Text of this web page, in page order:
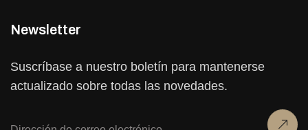
Newsletter
Suscríbase a nuestro boletín para mantenerse
actualizado sobre todas las novedades.